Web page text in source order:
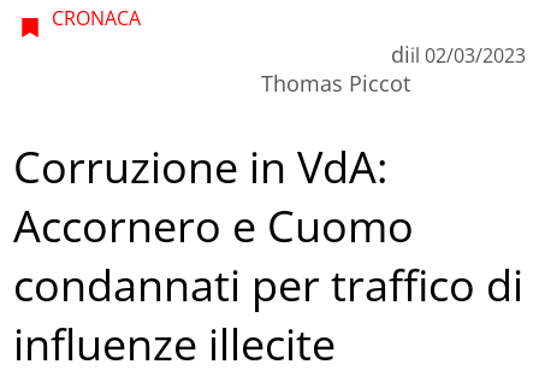
CRONACA
di
Thomas Piccot
il 02/03/2023
Corruzione in VdA:
Accornero e Cuomo
condannati per traffico di
influenze illecite